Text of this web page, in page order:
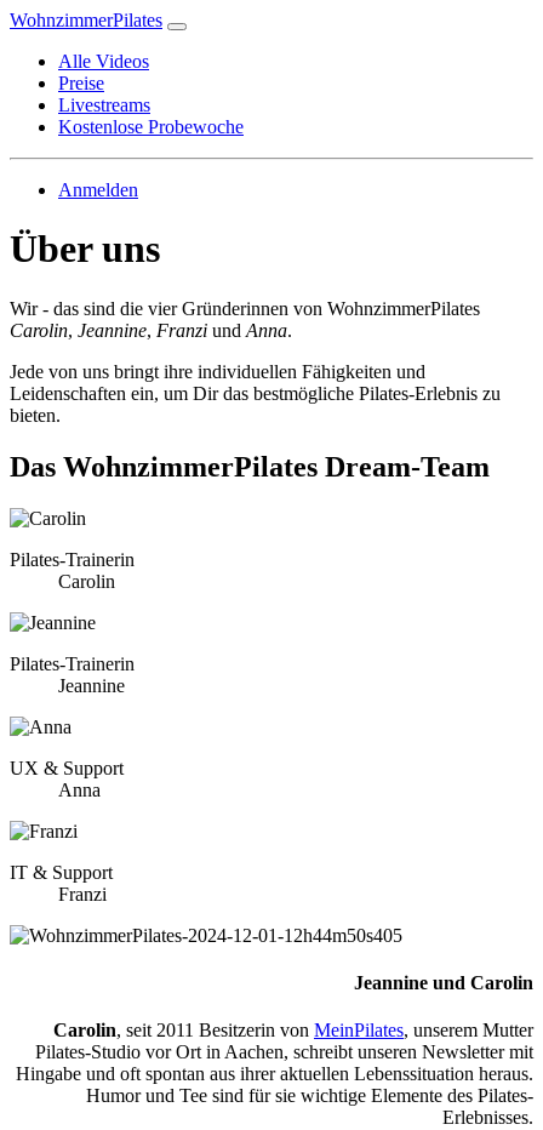
WohnzimmerPilates
Alle Videos
Preise
Livestreams
Kostenlose Probewoche
Anmelden
Über uns
Wir - das sind die vier Gründerinnen von WohnzimmerPilates
Carolin, Jeannine, Franzi und Anna.
Jede von uns bringt ihre individuellen Fähigkeiten und
Leidenschaften ein, um Dir das bestmögliche Pilates-Erlebnis zu
bieten.
Das Wohnzimmer­Pilates Dream-Team
Pilates-Trainerin
Carolin
Pilates-Trainerin
Jeannine
UX & Support
Anna
IT & Support
Franzi
Jeannine und Carolin
Carolin, seit 2011 Besitzerin von MeinPilates, unserem Mutter
Pilates-Studio vor Ort in Aachen, schreibt unseren Newsletter mit
Hingabe und oft spontan aus ihrer aktuellen Lebenssituation heraus.
Humor und Tee sind für sie wichtige Elemente des Pilates-
Erlebnisses.